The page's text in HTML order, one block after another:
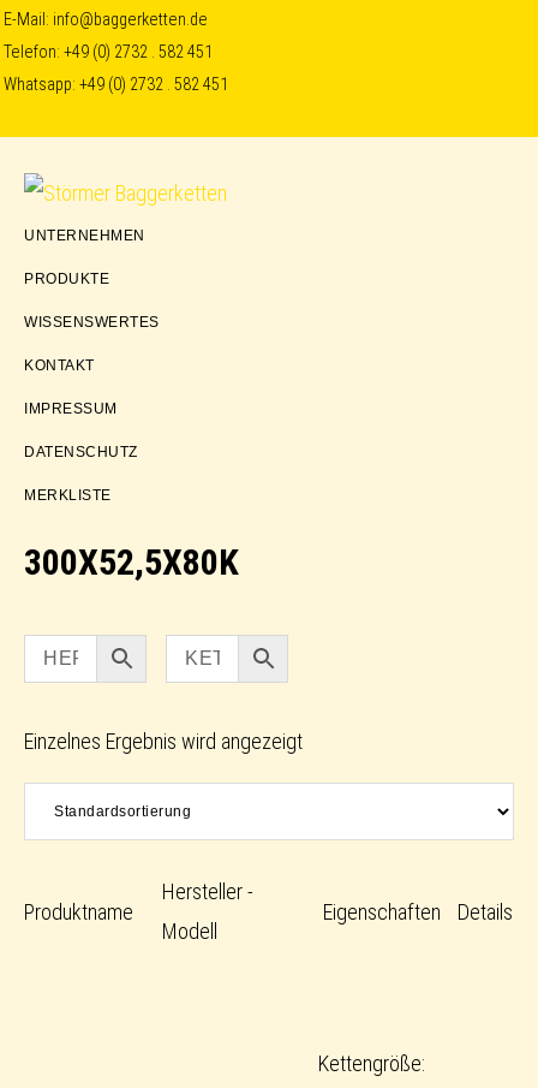
Skip
to
primary
navigation
Skip
to
content
Skip
to
E-Mail: info@baggerketten.de
Telefon:+49 (0) 2732 . 582 451
Whatsapp:+49 (0) 2732 . 582 451
Störmer
UNTERNEHMEN
PRODUKTE
WISSENSWERTES
KONTAKT
IMPRESSUM
DATENSCHUTZ
MERKLISTE
300X52,5X80K
Einzelnes Ergebnis wird angezeigt
Produktname
Hersteller -
Modell
Eigenschaften Details
Kettengröße: